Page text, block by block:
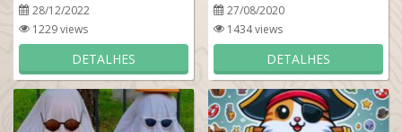
28/12/2022
1229 views
DETALHES
27/08/2020
1434 views
DETALHES